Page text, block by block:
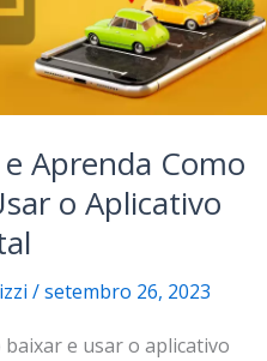
Aprenda Como
o Aplicativo
/setembro 26, 2023
baixar e usar o aplicativo